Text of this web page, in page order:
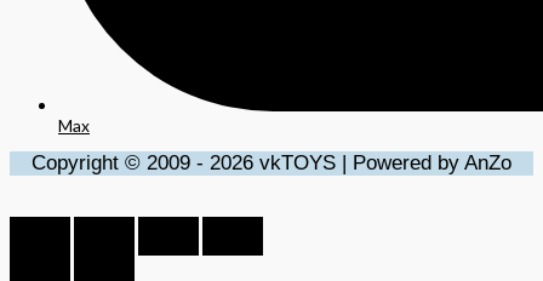
Max
Copyright © 2009 - 2026 vkTOYS | Powered by AnZo